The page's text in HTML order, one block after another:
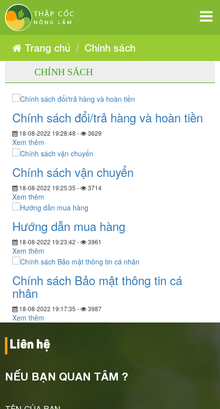
THẬP
CỐC
NÔNG
LÂM
THẬP
CỐC
NÔNG
LÂM
THẬP
CỐC
NÔNG
LÂM
THẬP
CỐC
NÔNG
LÂM
THẬP
CỐC
NÔNG
LÂM
THẬP
CỐC
NÔNG
LÂM
Trang chủ Chính sách
CHÍNH SÁCH
Chính sách đổi/trả hàng và hoàn tiền
18-08-2022 19:28:48 - 3629
Xem thêm
Chính sách vận chuyển
18-08-2022 19:25:35 - 3714
Xem thêm
Hướng dẫn mua hàng
18-08-2022 19:23:42 - 3961
Xem thêm
Chính sách Bảo mật thông tin cá
nhân
18-08-2022 19:17:35 - 3987
Xem thêm
Liên hệ
NẾU BẠN QUAN TÂM ?